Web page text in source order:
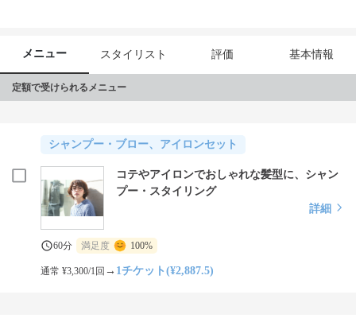
メニュー スタイリスト 評価 基本情報
定額で受けられるメニュー
シャンプー・ブロー、アイロンセット
コテやアイロンでおしゃれな髪型に、シャン
プー・スタイリング
詳細
60分 満足度 100%
通常 ¥3,300/1回 → 1チケット(¥2,887.5)